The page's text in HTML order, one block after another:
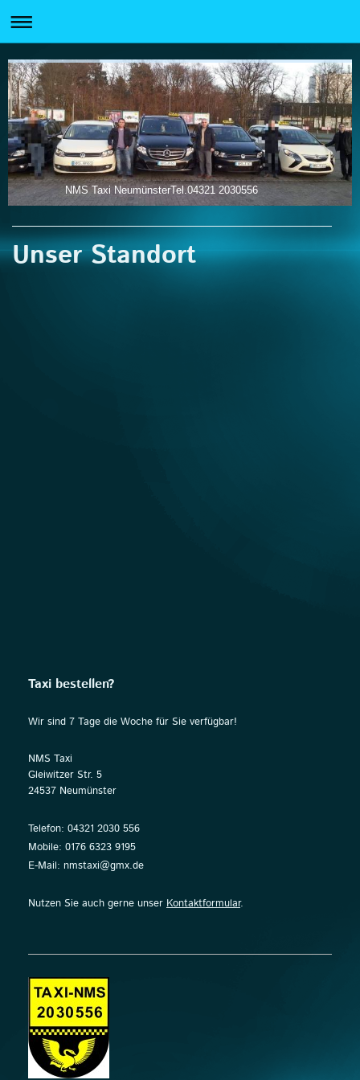
NMS Taxi NeumünsterTel.04321 2030556
Unser Standort
Taxi bestellen?
Wir sind 7 Tage die Woche für Sie verfügbar!
NMS Taxi
Gleiwitzer Str. 5
24537 Neumünster
Telefon: 04321 2030 556
Mobile: 0176 6323 9195
E-Mail: nmstaxi@gmx.de
Nutzen Sie auch gerne unser Kontaktformular.